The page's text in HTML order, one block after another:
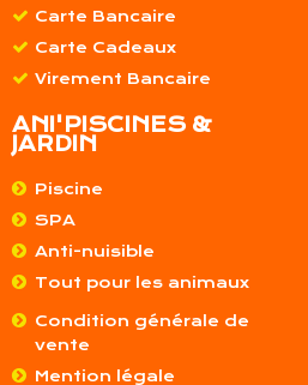
Carte Bancaire
Carte Cadeaux
Virement Bancaire
ANI'PISCINES &
JARDIN
Piscine
SPA
Anti-nuisible
Tout pour les animaux
Condition générale de
vente
Mention légale